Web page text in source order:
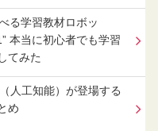
る学習教材ロボッ
本当に初心者でも学習
てみた
人工知能）が登場する
め